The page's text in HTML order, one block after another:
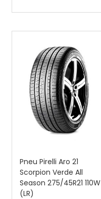
Pneu Pirelli Aro 21
Scorpion Verde All
Season 275/45R21 110W
(LR)